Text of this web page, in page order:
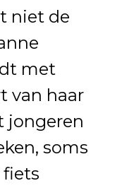
niet de
met
van haar
jongeren
soms
fiets